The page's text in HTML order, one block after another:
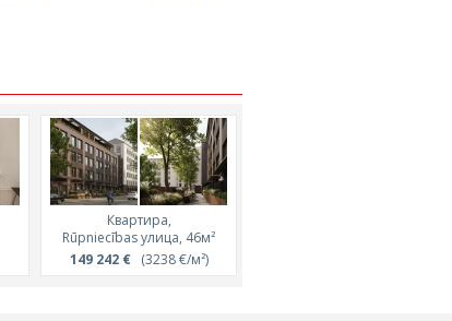
Квартира,
Rūpniecības улица, 46м²
149 242 €(3238 €/м²)